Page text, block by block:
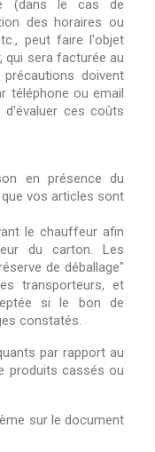
(dans le cas de
des horaires ou
peut faire l'objet
qui sera facturée au
doivent
téléphone ou email
ces coûts
en présence du
vos articles sont
le chauffeur afin
du carton. Les
de déballage"
transporteurs, et
si le bon de
constatés.
par rapport au
produits cassés ou
sur le document